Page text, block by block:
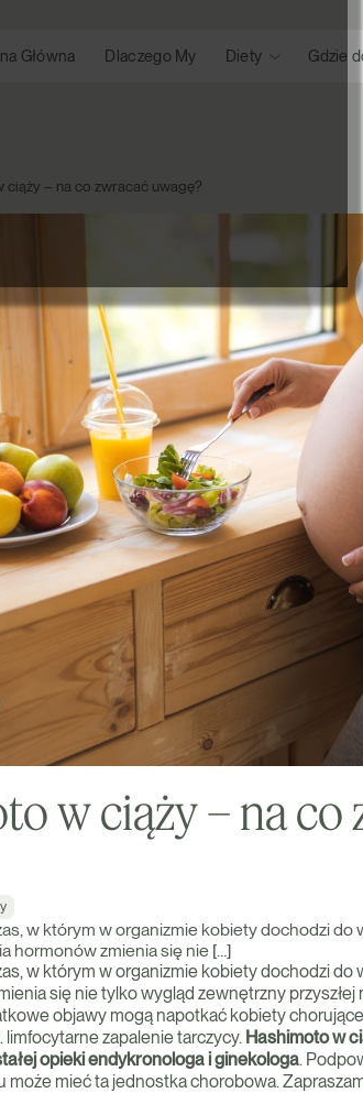
Główna Dlaczego My Diety Gdzie
ciąży – na co zwracać uwagę?
w ciąży – na co
w którym w organizmie kobiety dochodzi do
hormonów zmienia się nie […]
w którym w organizmie kobiety dochodzi do
się nie tylko wygląd zewnętrzny przyszłej
objawy mogą napotkać kobiety
zapalenie tarczycy. Hashimoto w
opieki endykronologa i ginekologa.
może mieć ta jednostka chorobowa.